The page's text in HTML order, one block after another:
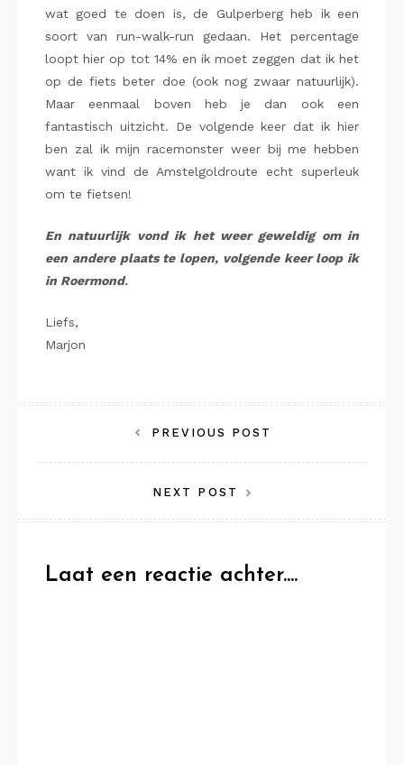
wat goed te doen is, de Gulperberg heb ik een
soort van run-walk-run gedaan. Het percentage
loopt hier op tot 14% en ik moet zeggen dat ik het
op de fiets beter doe (ook nog zwaar natuurlijk).
Maar eenmaal boven heb je dan ook een
fantastisch uitzicht. De volgende keer dat ik hier
ben zal ik mijn racemonster weer bij me hebben
want ik vind de Amstelgoldroute echt superleuk
om te fietsen!
En natuurlijk vond ik het weer geweldig om in
een andere plaats te lopen, volgende keer loop ik
in Roermond.
Liefs,
Marjon
navigatie
PREVIOUS POST
NEXT POST
Laat een reactie achter....